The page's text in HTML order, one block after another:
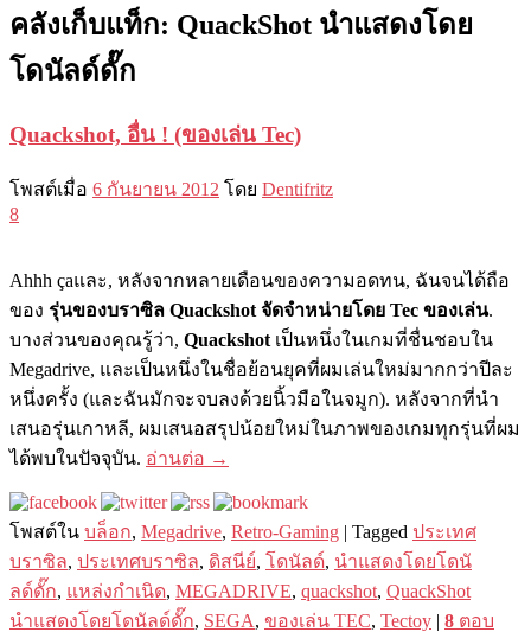
คลังเก็บแท็ก: QuackShot นำแสดงโดย
โดนัลด์ดั๊ก
Quackshot, อื่น ! (ของเล่น Tec)
โพสต์เมื่อ 6 กันยายน 2012 โดย Dentifritz
8
Ahhh çaและ, หลังจากหลายเดือนของความอดทน, ฉันจนได้ถือ
ของ รุ่นของบราซิล Quackshot จัดจำหน่ายโดย Tec ของเล่น.
บางส่วนของคุณรู้ว่า, Quackshot เป็นหนึ่งในเกมที่ชื่นชอบใน
Megadrive, และเป็นหนึ่งในชื่อย้อนยุคที่ผมเล่นใหม่มากกว่าปีละ
หนึ่งครั้ง (และฉันมักจะจบลงด้วยนิ้วมือในจมูก). หลังจากที่นำ
เสนอรุ่นเกาหลี, ผมเสนอสรุปน้อยใหม่ในภาพของเกมทุกรุ่นที่ผม
ได้พบในปัจจุบัน. อ่านต่อ →
โพสต์ใน บล็อก, Megadrive, Retro-Gaming | Tagged ประเทศ
บราซิล, ประเทศบราซิล, ดิสนีย์, โดนัลด์, นำแสดงโดยโดนั
ลด์ดั๊ก, แหล่งกำเนิด, MEGADRIVE, quackshot, QuackShot
นำแสดงโดยโดนัลด์ดั๊ก, SEGA, ของเล่น TEC, Tectoy | 8 ตอบ